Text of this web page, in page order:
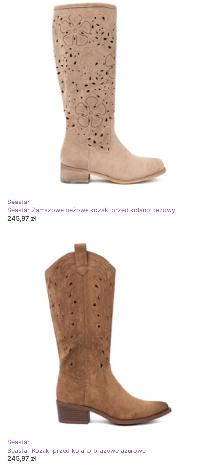
Seastar
Seastar Zamszowe beżowe kozaki przed kolano beżowy
245,97 zł
Seastar
Seastar Kozaki przed kolano brązowe ażurowe
245,97 zł